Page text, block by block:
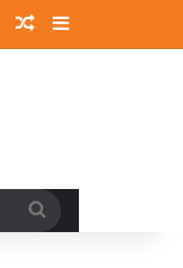
In
Random Article
Sidebar